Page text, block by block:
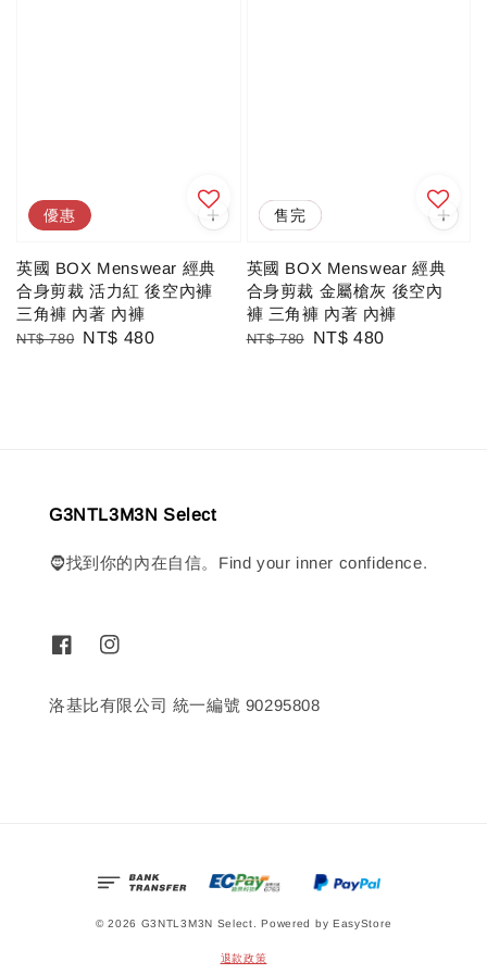
優惠
英國 BOX Menswear 經典
合身剪裁 活力紅 後空內褲
三角褲 內著 內褲
Regular
NT$ 780 Sale
NT$ 480
優惠
售完
英國 BOX Menswear 經典
合身剪裁 金屬槍灰 後空內
褲 三角褲 內著 內褲
Regular
NT$ 780
Sale
NT$ 480
G3NTL3M3N Select
🧔找到你的內在自信。Find your inner confidence.
洛基比有限公司 統一編號 90295808
© 2026 G3NTL3M3N Select. Powered by EasyStore
退款政策